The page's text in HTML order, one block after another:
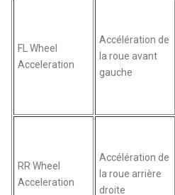
FL Wheel
Acceleration
Accélération de
la roue avant
gauche
RR Wheel
Acceleration
Accélération de
la roue arrière
droite